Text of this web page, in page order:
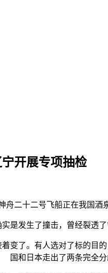
开展专项抽检
二十二号飞船正在我国酒
发生了撞击，曾经裂透了”
了。有人选对了标的目
国和日本走出了两条完全